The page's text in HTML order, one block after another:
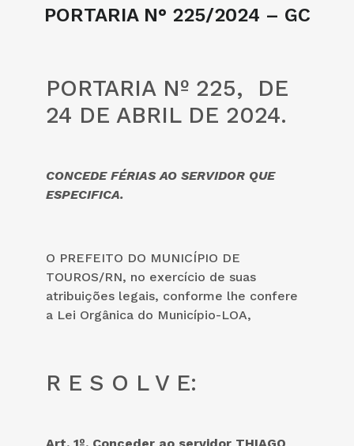
PORTARIA N° 225/2024 – GC
PORTARIA Nº 225, DE
24 DE ABRIL DE 2024.
CONCEDE FÉRIAS AO SERVIDOR QUE
ESPECIFICA.
O PREFEITO DO MUNICÍPIO DE
TOUROS/RN, no exercício de suas
atribuições legais, conforme lhe confere
a Lei Orgânica do Município-LOA,
R E S O L V E: